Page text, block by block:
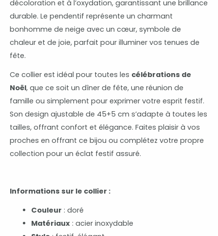
décoloration et à l’oxydation, garantissant une brillance
durable. Le pendentif représente un charmant
bonhomme de neige avec un cœur, symbole de
chaleur et de joie, parfait pour illuminer vos tenues de
fête.
Ce collier est idéal pour toutes les célébrations de
Noël, que ce soit un dîner de fête, une réunion de
famille ou simplement pour exprimer votre esprit festif.
Son design ajustable de 45+5 cm s’adapte à toutes les
tailles, offrant confort et élégance. Faites plaisir à vos
proches en offrant ce bijou ou complétez votre propre
collection pour un éclat festif assuré.
Informations sur le collier :
Couleur : doré
Matériaux: acier inoxydable